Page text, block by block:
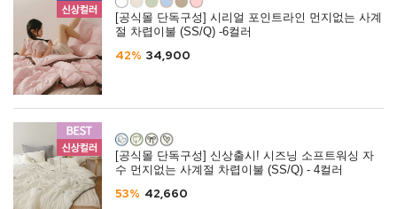
[공식몰 단독구성] 시리얼 포인트라인 먼지없는 사계
절 차렵이불 (SS/Q) -6컬러
42% 34,900
[공식몰 단독구성] 신상출시! 시즈닝 소프트워싱 자
수 먼지없는 사계절 차렵이불 (SS/Q) - 4컬러
53% 42,660